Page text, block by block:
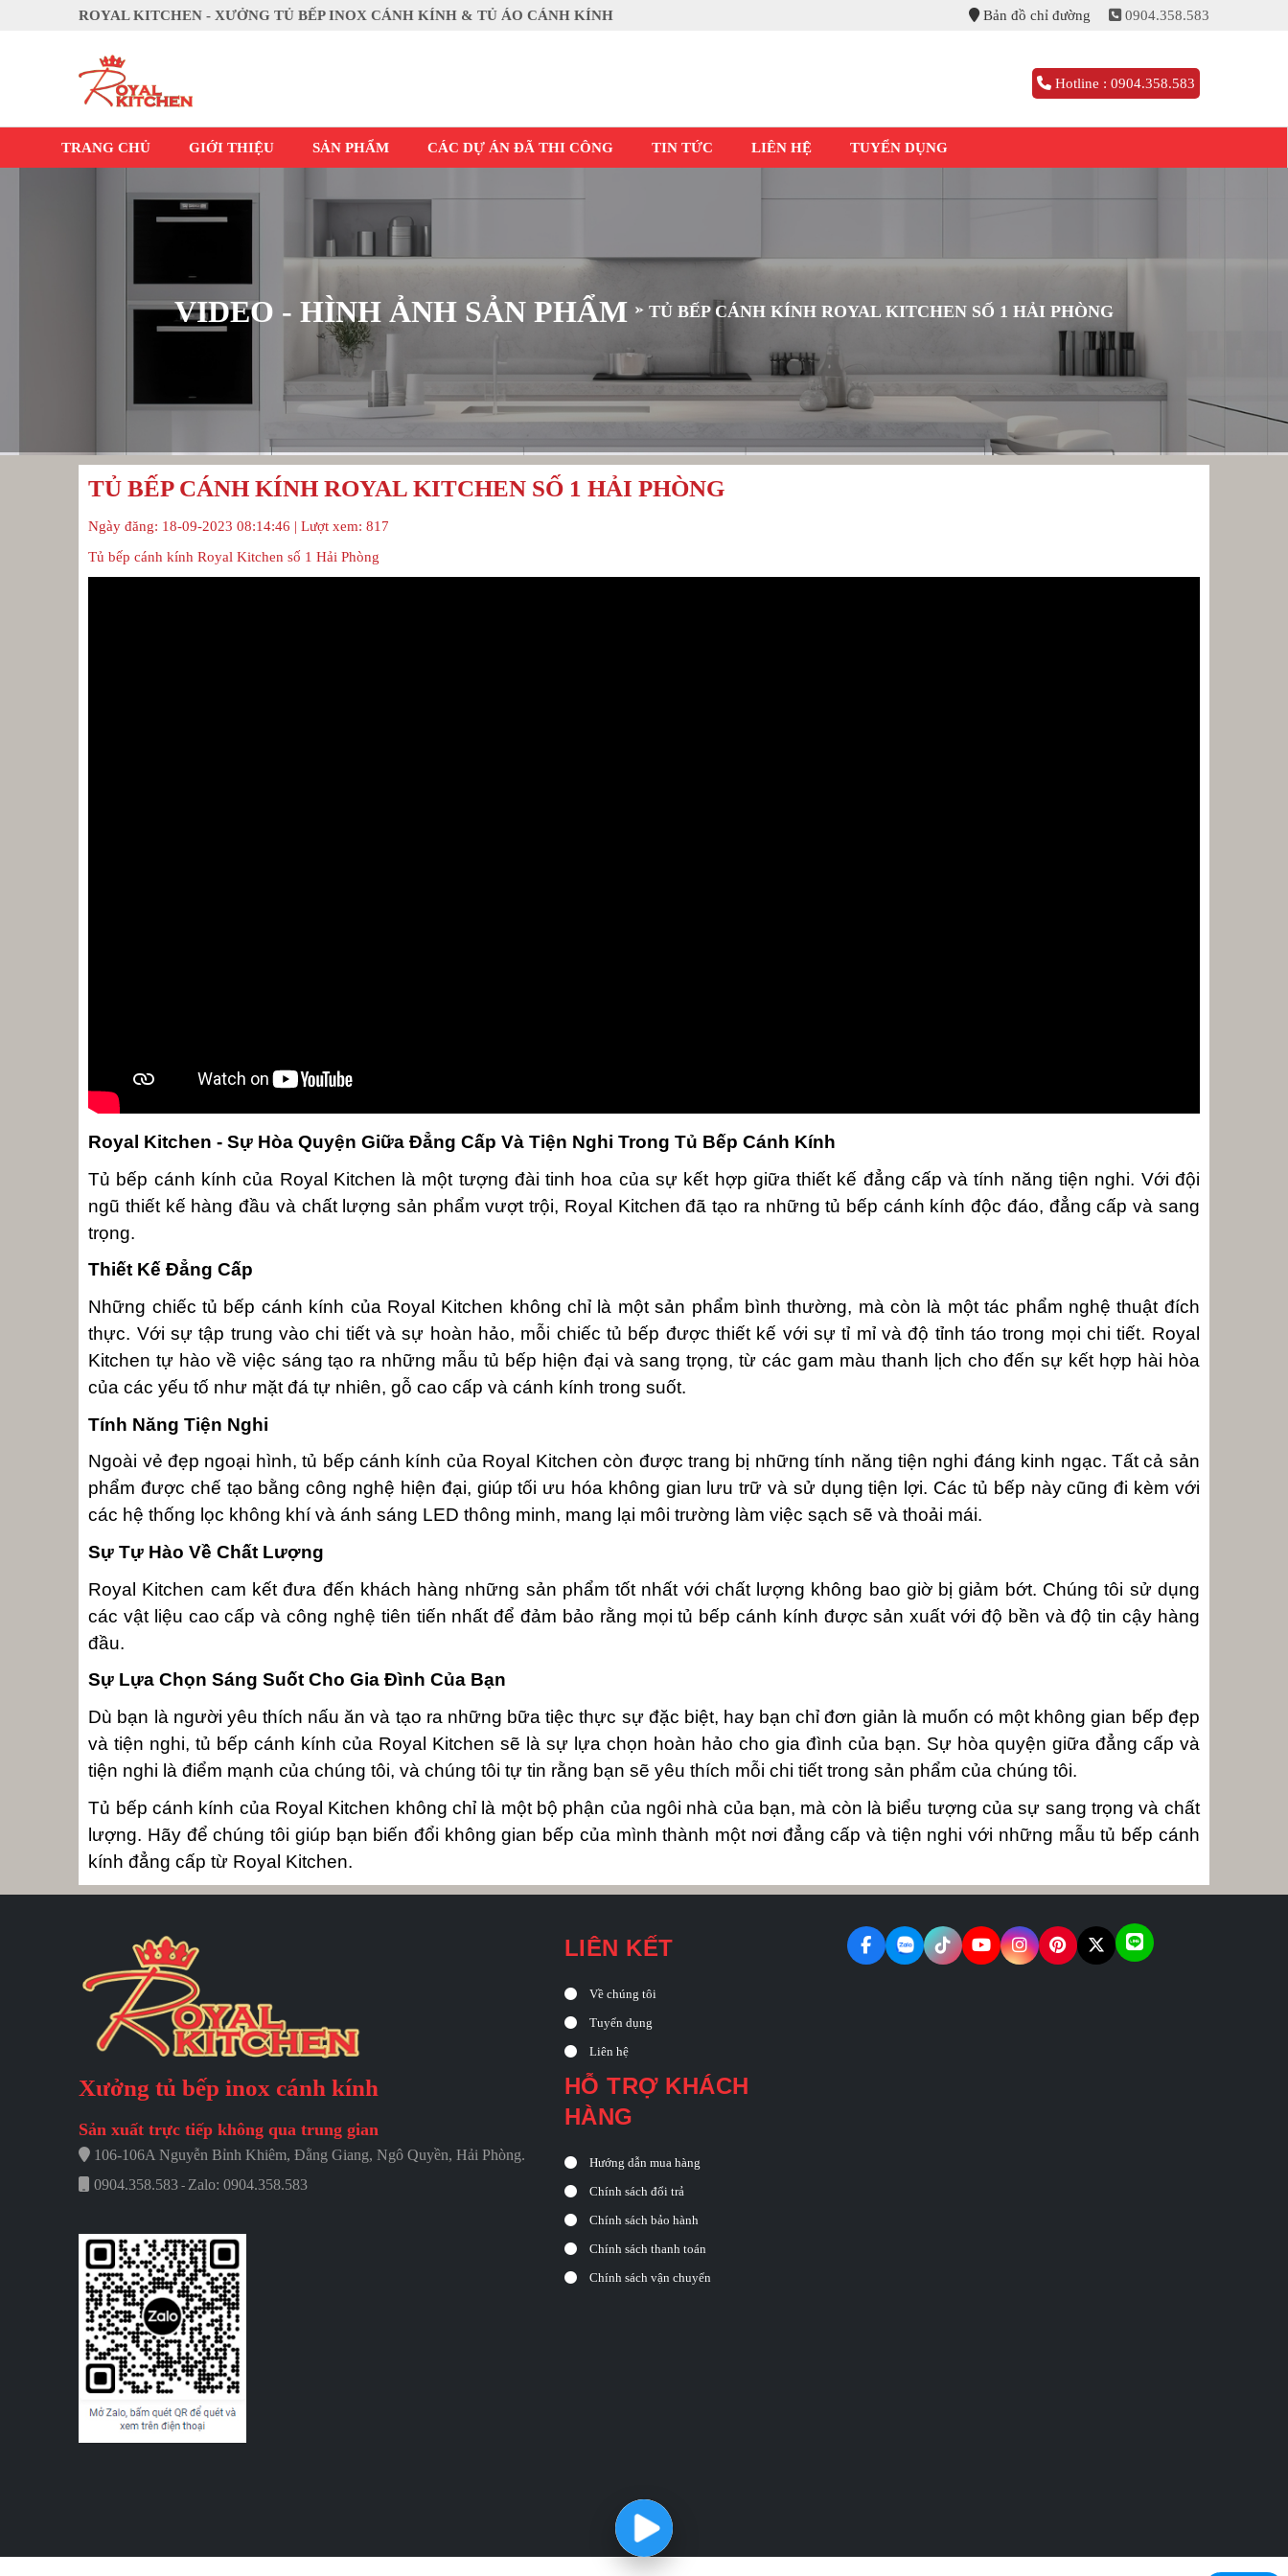
ROYAL KITCHEN - XƯỞNG TỦ BẾP INOX CÁNH KÍNH & TỦ ÁO CÁNH KÍNH Bản đồ chỉ đường 0904.358.583
Hotline : 0904.358.583
TRANG CHỦ GIỚI THIỆU SẢN PHẨM CÁC DỰ ÁN ĐÃ THI CÔNG TIN TỨC LIÊN HỆ TUYỂN DỤNG
VIDEO - HÌNH ẢNH SẢN PHẨM TỦ BẾP CÁNH KÍNH ROYAL KITCHEN SỐ 1 HẢI PHÒNG
TỦ BẾP CÁNH KÍNH ROYAL KITCHEN SỐ 1 HẢI PHÒNG
Ngày đăng: 18-09-2023 08:14:46 | Lượt xem: 817
Tủ bếp cánh kính Royal Kitchen số 1 Hải Phòng
Royal Kitchen - Sự Hòa Quyện Giữa Đẳng Cấp Và Tiện Nghi Trong Tủ Bếp Cánh Kính
Tủ bếp cánh kính của Royal Kitchen là một tượng đài tinh hoa của sự kết hợp giữa thiết kế đẳng cấp và tính năng tiện nghi. Với đội
ngũ thiết kế hàng đầu và chất lượng sản phẩm vượt trội, Royal Kitchen đã tạo ra những tủ bếp cánh kính độc đáo, đẳng cấp và sang
trọng.
Thiết Kế Đẳng Cấp
Những chiếc tủ bếp cánh kính của Royal Kitchen không chỉ là một sản phẩm bình thường, mà còn là một tác phẩm nghệ thuật đích
thực. Với sự tập trung vào chi tiết và sự hoàn hảo, mỗi chiếc tủ bếp được thiết kế với sự tỉ mỉ và độ tỉnh táo trong mọi chi tiết. Royal
Kitchen tự hào về việc sáng tạo ra những mẫu tủ bếp hiện đại và sang trọng, từ các gam màu thanh lịch cho đến sự kết hợp hài hòa
của các yếu tố như mặt đá tự nhiên, gỗ cao cấp và cánh kính trong suốt.
Tính Năng Tiện Nghi
Ngoài vẻ đẹp ngoại hình, tủ bếp cánh kính của Royal Kitchen còn được trang bị những tính năng tiện nghi đáng kinh ngạc. Tất cả sản
phẩm được chế tạo bằng công nghệ hiện đại, giúp tối ưu hóa không gian lưu trữ và sử dụng tiện lợi. Các tủ bếp này cũng đi kèm với
các hệ thống lọc không khí và ánh sáng LED thông minh, mang lại môi trường làm việc sạch sẽ và thoải mái.
Sự Tự Hào Về Chất Lượng
Royal Kitchen cam kết đưa đến khách hàng những sản phẩm tốt nhất với chất lượng không bao giờ bị giảm bớt. Chúng tôi sử dụng
các vật liệu cao cấp và công nghệ tiên tiến nhất để đảm bảo rằng mọi tủ bếp cánh kính được sản xuất với độ bền và độ tin cậy hàng
đầu.
Sự Lựa Chọn Sáng Suốt Cho Gia Đình Của Bạn
Dù bạn là người yêu thích nấu ăn và tạo ra những bữa tiệc thực sự đặc biệt, hay bạn chỉ đơn giản là muốn có một không gian bếp đẹp
và tiện nghi, tủ bếp cánh kính của Royal Kitchen sẽ là sự lựa chọn hoàn hảo cho gia đình của bạn. Sự hòa quyện giữa đẳng cấp và
tiện nghi là điểm mạnh của chúng tôi, và chúng tôi tự tin rằng bạn sẽ yêu thích mỗi chi tiết trong sản phẩm của chúng tôi.
Tủ bếp cánh kính của Royal Kitchen không chỉ là một bộ phận của ngôi nhà của bạn, mà còn là biểu tượng của sự sang trọng và chất
lượng. Hãy để chúng tôi giúp bạn biến đổi không gian bếp của mình thành một nơi đẳng cấp và tiện nghi với những mẫu tủ bếp cánh
kính đẳng cấp từ Royal Kitchen.
Xưởng tủ bếp inox cánh kính
Sản xuất trực tiếp không qua trung gian
106-106A Nguyễn Bỉnh Khiêm, Đằng Giang, Ngô Quyền, Hải Phòng.
0904.358.583 -Zalo: 0904.358.583
LIÊN KẾT
Về chúng tôi
Tuyển dụng
Liên hệ
HỖ TRỢ KHÁCH
HÀNG
Hướng dẫn mua hàng
Chính sách đổi trả
Chính sách bảo hành
Chính sách thanh toán
Chính sách vận chuyển